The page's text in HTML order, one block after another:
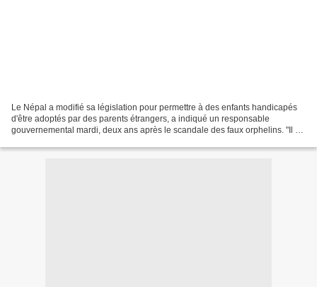
Le Népal a modifié sa législation pour permettre à des enfants handicapés
d'être adoptés par des parents étrangers, a indiqué un responsable
gouvernemental mardi, deux ans après le scandale des faux orphelins. "Il y